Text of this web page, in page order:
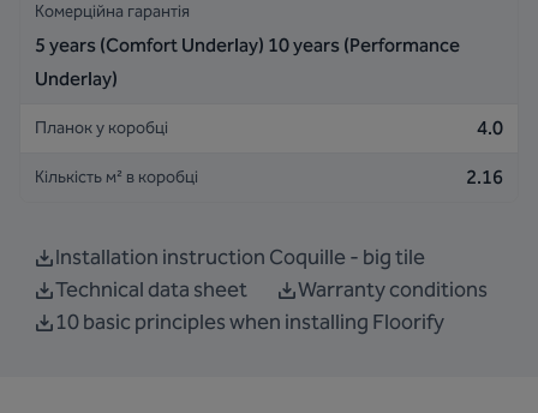
Комерційна гарантія
5 years (Comfort Underlay) 10 years (Performance
Underlay)
Планок у коробці 4.0
Кількість м² в коробці 2.16
Installation instruction Coquille - big tile
Technical data sheet
Warranty conditions
10 basic principles when installing Floorify